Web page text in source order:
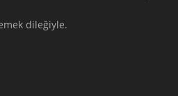
dileğiyle.